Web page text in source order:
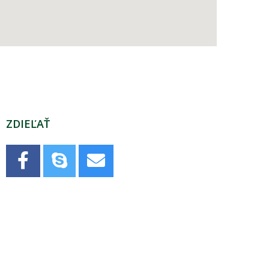
ZDIEĽAŤ